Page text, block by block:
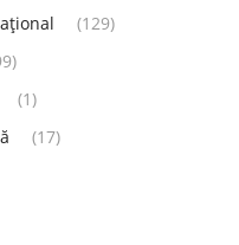
(129)
(1)
(17)